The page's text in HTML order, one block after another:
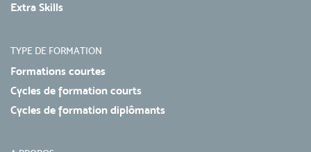
Extra Skills
TYPE DE FORMATION
Formations courtes
Cycles de formation courts
Cycles de formation diplômants